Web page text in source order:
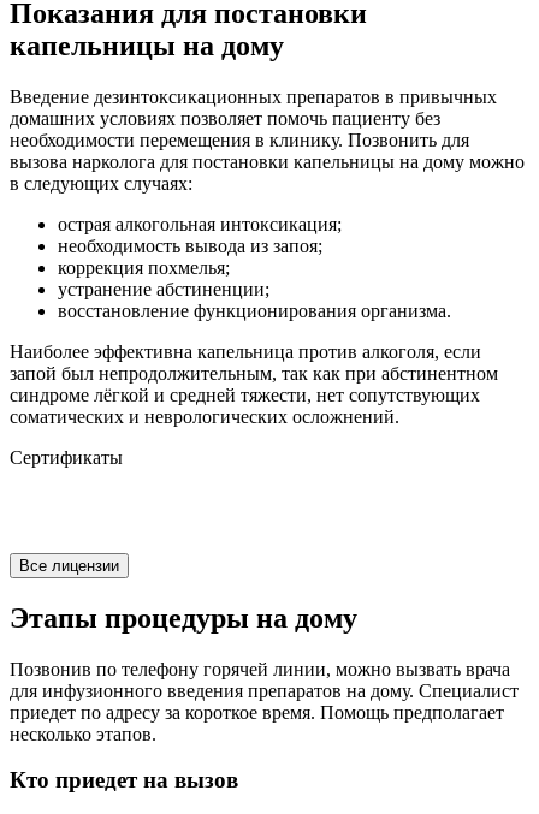
Показания для постановки
капельницы на дому
Введение дезинтоксикационных препаратов в привычных
домашних условиях позволяет помочь пациенту без
необходимости перемещения в клинику. Позвонить для
вызова нарколога для постановки капельницы на дому можно
в следующих случаях:
острая алкогольная интоксикация;
необходимость вывода из запоя;
коррекция похмелья;
устранение абстиненции;
восстановление функционирования организма.
Наиболее эффективна капельница против алкоголя, если
запой был непродолжительным, так как при абстинентном
синдроме лёгкой и средней тяжести, нет сопутствующих
соматических и неврологических осложнений.
Сертификаты
Все лицензии
Этапы процедуры на дому
Позвонив по телефону горячей линии, можно вызвать врача
для инфузионного введения препаратов на дому. Специалист
приедет по адресу за короткое время. Помощь предполагает
несколько этапов.
Кто приедет на вызов